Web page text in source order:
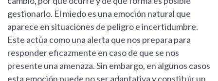
gestionarlo. El miedo es una emoción natural que
aparece en situaciones de peligro e incertidumbre.
Este actúa como una alerta que nos prepara para
responder eficazmente en caso de que se nos
presente una amenaza. Sin embargo, en algunos casos
esta emoción puede no ser adaptativa y constituir un